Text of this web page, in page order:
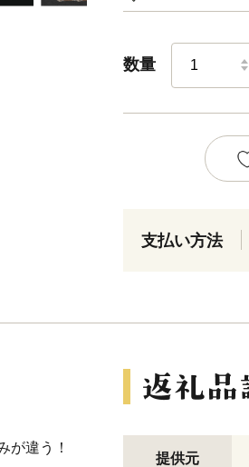
数量
支払い方法
が違う！
提供元